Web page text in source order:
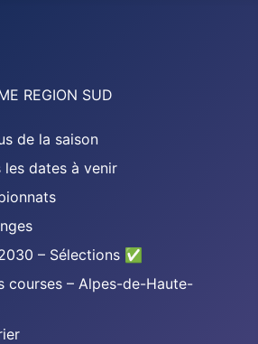
REGION SUD
de la saison
dates à venir
– Sélections ✅
– Alpes-de-Haute-